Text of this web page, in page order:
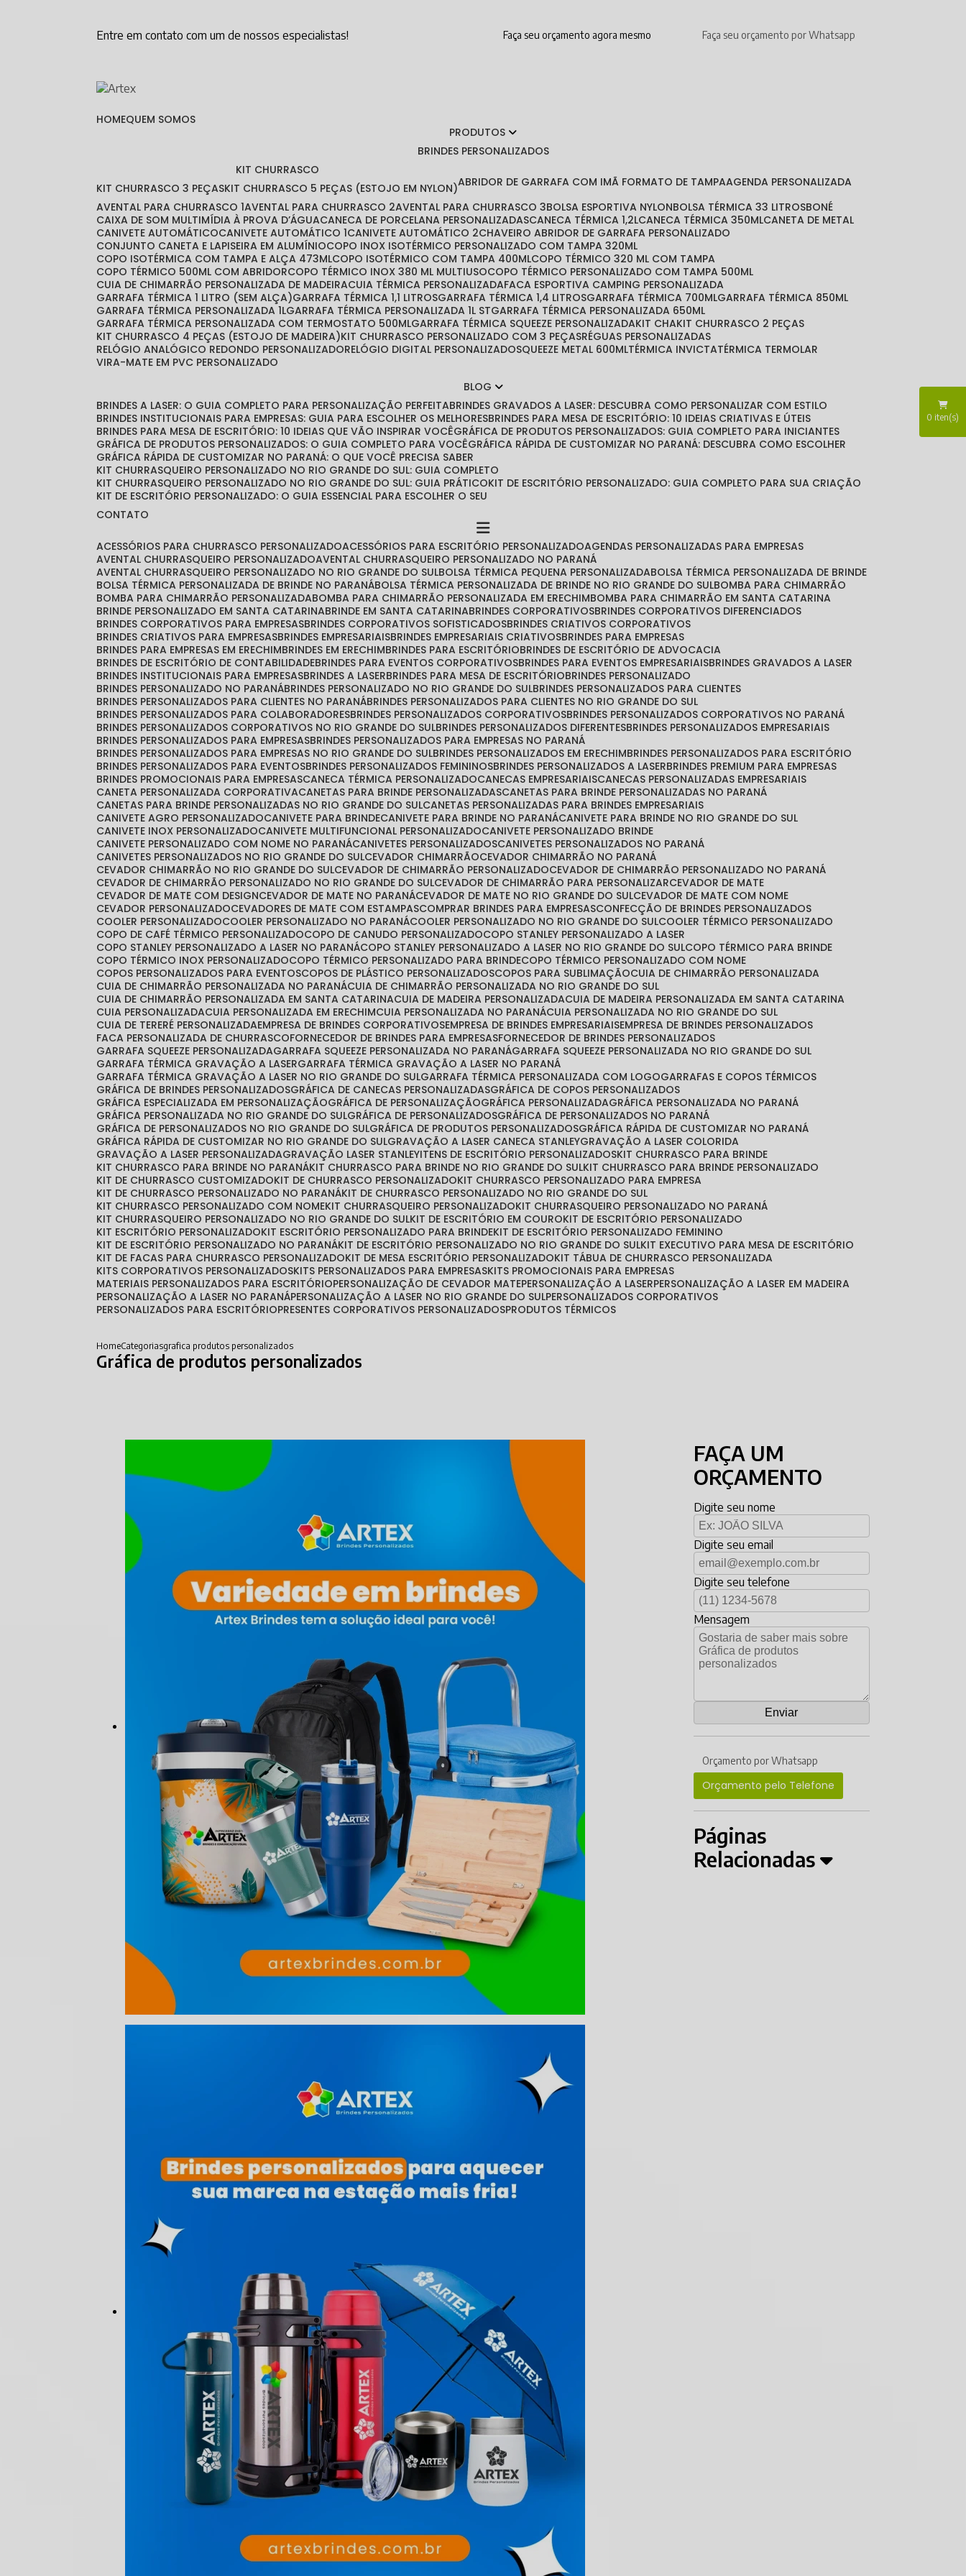
Entre em contato com um de nossos especialistas! Faça seu orçamento agora mesmo Faça seu orçamento por Whatsapp
HOME
QUEM SOMOS
PRODUTOS
BRINDES PERSONALIZADOS
KIT CHURRASCO
KIT CHURRASCO 3 PEÇAS KIT CHURRASCO 5 PEÇAS (ESTOJO EM NYLON) ABRIDOR DE GARRAFA COM IMÃ FORMATO DE TAMPA AGENDA PERSONALIZADA
AVENTAL PARA CHURRASCO 1 AVENTAL PARA CHURRASCO 2 AVENTAL PARA CHURRASCO 3 BOLSA ESPORTIVA NYLON BOLSA TÉRMICA 33 LITROS BONÉ
CAIXA DE SOM MULTIMÍDIA À PROVA D’ÁGUA
CANECA DE PORCELANA PERSONALIZADAS CANECA TÉRMICA 1,2L CANECA TÉRMICA 350ML CANETA DE METAL
CANIVETE AUTOMÁTICO
CANIVETE AUTOMÁTICO 1 CANIVETE AUTOMÁTICO 2
CHAVEIRO ABRIDOR DE GARRAFA PERSONALIZADO
CONJUNTO CANETA E LAPISEIRA EM ALUMÍNIO
COPO INOX ISOTÉRMICO PERSONALIZADO COM TAMPA 320ML
COPO ISOTÉRMICA COM TAMPA E ALÇA 473ML COPO ISOTÉRMICO COM TAMPA 400ML COPO TÉRMICO 320 ML COM TAMPA
COPO TÉRMICO 500ML COM ABRIDOR
COPO TÉRMICO INOX 380 ML MULTIUSO
COPO TÉRMICO PERSONALIZADO COM TAMPA 500ML
CUIA DE CHIMARRÃO PERSONALIZADA DE MADEIRA
CUIA TÉRMICA PERSONALIZADA FACA ESPORTIVA CAMPING PERSONALIZADA
GARRAFA TÉRMICA 1 LITRO (SEM ALÇA)
GARRAFA TÉRMICA 1,1 LITROS GARRAFA TÉRMICA 1,4 LITROS GARRAFA TÉRMICA 700ML
GARRAFA TÉRMICA 850ML
GARRAFA TÉRMICA PERSONALIZADA 1L
GARRAFA TÉRMICA PERSONALIZADA 1L ST
GARRAFA TÉRMICA PERSONALIZADA 650ML
GARRAFA TÉRMICA PERSONALIZADA COM TERMOSTATO 500ML
GARRAFA TÉRMICA SQUEEZE PERSONALIZADA KIT CHA KIT CHURRASCO 2 PEÇAS
KIT CHURRASCO 4 PEÇAS (ESTOJO DE MADEIRA) KIT CHURRASCO PERSONALIZADO COM 3 PEÇAS RÉGUAS PERSONALIZADAS
RELÓGIO ANALÓGICO REDONDO PERSONALIZADO RELÓGIO DIGITAL PERSONALIZADO SQUEEZE METAL 600ML TÉRMICA INVICTA TÉRMICA TERMOLAR
VIRA-MATE EM PVC PERSONALIZADO
BLOG
BRINDES A LASER: O GUIA COMPLETO PARA PERSONALIZAÇÃO PERFEITA BRINDES GRAVADOS A LASER: DESCUBRA COMO PERSONALIZAR COM ESTILO
BRINDES INSTITUCIONAIS PARA EMPRESAS: GUIA PARA ESCOLHER OS MELHORES BRINDES PARA MESA DE ESCRITÓRIO: 10 IDEIAS CRIATIVAS E ÚTEIS
BRINDES PARA MESA DE ESCRITÓRIO: 10 IDEIAS QUE VÃO INSPIRAR VOCÊ
GRÁFICA DE PRODUTOS PERSONALIZADOS: GUIA COMPLETO PARA INICIANTES
GRÁFICA DE PRODUTOS PERSONALIZADOS: O GUIA COMPLETO PARA VOCÊ
GRÁFICA RÁPIDA DE CUSTOMIZAR NO PARANÁ: DESCUBRA COMO ESCOLHER
GRÁFICA RÁPIDA DE CUSTOMIZAR NO PARANÁ: O QUE VOCÊ PRECISA SABER
KIT CHURRASQUEIRO PERSONALIZADO NO RIO GRANDE DO SUL: GUIA COMPLETO
KIT CHURRASQUEIRO PERSONALIZADO NO RIO GRANDE DO SUL: GUIA PRÁTICO KIT DE ESCRITÓRIO PERSONALIZADO: GUIA COMPLETO PARA SUA CRIAÇÃO
KIT DE ESCRITÓRIO PERSONALIZADO: O GUIA ESSENCIAL PARA ESCOLHER O SEU
CONTATO
ACESSÓRIOS PARA CHURRASCO PERSONALIZADO ACESSÓRIOS PARA ESCRITÓRIO PERSONALIZADO AGENDAS PERSONALIZADAS PARA EMPRESAS
AVENTAL CHURRASQUEIRO PERSONALIZADO AVENTAL CHURRASQUEIRO PERSONALIZADO NO PARANÁ
AVENTAL CHURRASQUEIRO PERSONALIZADO NO RIO GRANDE DO SUL BOLSA TÉRMICA PEQUENA PERSONALIZADA BOLSA TÉRMICA PERSONALIZADA DE BRINDE
BOLSA TÉRMICA PERSONALIZADA DE BRINDE NO PARANÁ BOLSA TÉRMICA PERSONALIZADA DE BRINDE NO RIO GRANDE DO SUL BOMBA PARA CHIMARRÃO
BOMBA PARA CHIMARRÃO PERSONALIZADA BOMBA PARA CHIMARRÃO PERSONALIZADA EM ERECHIM BOMBA PARA CHIMARRÃO EM SANTA CATARINA
BRINDE PERSONALIZADO EM SANTA CATARINA BRINDE EM SANTA CATARINA BRINDES CORPORATIVOS BRINDES CORPORATIVOS DIFERENCIADOS
BRINDES CORPORATIVOS PARA EMPRESAS BRINDES CORPORATIVOS SOFISTICADOS BRINDES CRIATIVOS CORPORATIVOS
BRINDES CRIATIVOS PARA EMPRESAS BRINDES EMPRESARIAIS BRINDES EMPRESARIAIS CRIATIVOS BRINDES PARA EMPRESAS
BRINDES PARA EMPRESAS EM ERECHIM BRINDES EM ERECHIM BRINDES PARA ESCRITÓRIO BRINDES DE ESCRITÓRIO DE ADVOCACIA
BRINDES DE ESCRITÓRIO DE CONTABILIDADE BRINDES PARA EVENTOS CORPORATIVOS BRINDES PARA EVENTOS EMPRESARIAIS BRINDES GRAVADOS A LASER
BRINDES INSTITUCIONAIS PARA EMPRESAS BRINDES A LASER BRINDES PARA MESA DE ESCRITÓRIO BRINDES PERSONALIZADO
BRINDES PERSONALIZADO NO PARANÁ BRINDES PERSONALIZADO NO RIO GRANDE DO SUL BRINDES PERSONALIZADOS PARA CLIENTES
BRINDES PERSONALIZADOS PARA CLIENTES NO PARANÁ BRINDES PERSONALIZADOS PARA CLIENTES NO RIO GRANDE DO SUL
BRINDES PERSONALIZADOS PARA COLABORADORES BRINDES PERSONALIZADOS CORPORATIVOS BRINDES PERSONALIZADOS CORPORATIVOS NO PARANÁ
BRINDES PERSONALIZADOS CORPORATIVOS NO RIO GRANDE DO SUL BRINDES PERSONALIZADOS DIFERENTES BRINDES PERSONALIZADOS EMPRESARIAIS
BRINDES PERSONALIZADOS PARA EMPRESAS BRINDES PERSONALIZADOS PARA EMPRESAS NO PARANÁ
BRINDES PERSONALIZADOS PARA EMPRESAS NO RIO GRANDE DO SUL BRINDES PERSONALIZADOS EM ERECHIM BRINDES PERSONALIZADOS PARA ESCRITÓRIO
BRINDES PERSONALIZADOS PARA EVENTOS BRINDES PERSONALIZADOS FEMININOS BRINDES PERSONALIZADOS A LASER BRINDES PREMIUM PARA EMPRESAS
BRINDES PROMOCIONAIS PARA EMPRESAS CANECA TÉRMICA PERSONALIZADO CANECAS EMPRESARIAIS CANECAS PERSONALIZADAS EMPRESARIAIS
CANETA PERSONALIZADA CORPORATIVA
CANETAS PARA BRINDE PERSONALIZADAS CANETAS PARA BRINDE PERSONALIZADAS NO PARANÁ
CANETAS PARA BRINDE PERSONALIZADAS NO RIO GRANDE DO SUL CANETAS PERSONALIZADAS PARA BRINDES EMPRESARIAIS
CANIVETE AGRO PERSONALIZADO
CANIVETE PARA BRINDE CANIVETE PARA BRINDE NO PARANÁ CANIVETE PARA BRINDE NO RIO GRANDE DO SUL
CANIVETE INOX PERSONALIZADO
CANIVETE MULTIFUNCIONAL PERSONALIZADO
CANIVETE PERSONALIZADO BRINDE
CANIVETE PERSONALIZADO COM NOME NO PARANÁ CANIVETES PERSONALIZADOS CANIVETES PERSONALIZADOS NO PARANÁ
CANIVETES PERSONALIZADOS NO RIO GRANDE DO SUL CEVADOR CHIMARRÃO
CEVADOR CHIMARRÃO NO PARANÁ
CEVADOR CHIMARRÃO NO RIO GRANDE DO SUL CEVADOR DE CHIMARRÃO PERSONALIZADO
CEVADOR DE CHIMARRÃO PERSONALIZADO NO PARANÁ
CEVADOR DE CHIMARRÃO PERSONALIZADO NO RIO GRANDE DO SUL CEVADOR DE CHIMARRÃO PARA PERSONALIZAR
CEVADOR DE MATE
CEVADOR DE MATE COM DESIGN
CEVADOR DE MATE NO PARANÁ CEVADOR DE MATE NO RIO GRANDE DO SUL CEVADOR DE MATE COM NOME
CEVADOR PERSONALIZADO
CEVADORES DE MATE COM ESTAMPAS COMPRAR BRINDES PARA EMPRESAS CONFECÇÃO DE BRINDES PERSONALIZADOS
COOLER PERSONALIZADO
COOLER PERSONALIZADO NO PARANÁ COOLER PERSONALIZADO NO RIO GRANDE DO SUL COOLER TÉRMICO PERSONALIZADO
COPO DE CAFÉ TÉRMICO PERSONALIZADO
COPO DE CANUDO PERSONALIZADO
COPO STANLEY PERSONALIZADO A LASER
COPO STANLEY PERSONALIZADO A LASER NO PARANÁ COPO STANLEY PERSONALIZADO A LASER NO RIO GRANDE DO SUL COPO TÉRMICO PARA BRINDE
COPO TÉRMICO INOX PERSONALIZADO
COPO TÉRMICO PERSONALIZADO PARA BRINDE COPO TÉRMICO PERSONALIZADO COM NOME
COPOS PERSONALIZADOS PARA EVENTOS COPOS DE PLÁSTICO PERSONALIZADOS COPOS PARA SUBLIMAÇÃO
CUIA DE CHIMARRÃO PERSONALIZADA
CUIA DE CHIMARRÃO PERSONALIZADA NO PARANÁ CUIA DE CHIMARRÃO PERSONALIZADA NO RIO GRANDE DO SUL
CUIA DE CHIMARRÃO PERSONALIZADA EM SANTA CATARINA
CUIA DE MADEIRA PERSONALIZADA
CUIA DE MADEIRA PERSONALIZADA EM SANTA CATARINA
CUIA PERSONALIZADA
CUIA PERSONALIZADA EM ERECHIM CUIA PERSONALIZADA NO PARANÁ CUIA PERSONALIZADA NO RIO GRANDE DO SUL
CUIA DE TERERÉ PERSONALIZADA EMPRESA DE BRINDES CORPORATIVOS EMPRESA DE BRINDES EMPRESARIAIS EMPRESA DE BRINDES PERSONALIZADOS
FACA PERSONALIZADA DE CHURRASCO FORNECEDOR DE BRINDES PARA EMPRESAS FORNECEDOR DE BRINDES PERSONALIZADOS
GARRAFA SQUEEZE PERSONALIZADA
GARRAFA SQUEEZE PERSONALIZADA NO PARANÁ
GARRAFA SQUEEZE PERSONALIZADA NO RIO GRANDE DO SUL
GARRAFA TÉRMICA GRAVAÇÃO A LASER
GARRAFA TÉRMICA GRAVAÇÃO A LASER NO PARANÁ
GARRAFA TÉRMICA GRAVAÇÃO A LASER NO RIO GRANDE DO SUL
GARRAFA TÉRMICA PERSONALIZADA COM LOGO
GARRAFAS E COPOS TÉRMICOS
GRÁFICA DE BRINDES PERSONALIZADOS
GRÁFICA DE CANECAS PERSONALIZADAS
GRÁFICA DE COPOS PERSONALIZADOS
GRÁFICA ESPECIALIZADA EM PERSONALIZAÇÃO
GRÁFICA DE PERSONALIZAÇÃO GRÁFICA PERSONALIZADA
GRÁFICA PERSONALIZADA NO PARANÁ
GRÁFICA PERSONALIZADA NO RIO GRANDE DO SUL
GRÁFICA DE PERSONALIZADOS
GRÁFICA DE PERSONALIZADOS NO PARANÁ
GRÁFICA DE PERSONALIZADOS NO RIO GRANDE DO SUL
GRÁFICA DE PRODUTOS PERSONALIZADOS
GRÁFICA RÁPIDA DE CUSTOMIZAR NO PARANÁ
GRÁFICA RÁPIDA DE CUSTOMIZAR NO RIO GRANDE DO SUL
GRAVAÇÃO A LASER CANECA STANLEY
GRAVAÇÃO A LASER COLORIDA
GRAVAÇÃO A LASER PERSONALIZADA
GRAVAÇÃO LASER STANLEY ITENS DE ESCRITÓRIO PERSONALIZADOS KIT CHURRASCO PARA BRINDE
KIT CHURRASCO PARA BRINDE NO PARANÁ KIT CHURRASCO PARA BRINDE NO RIO GRANDE DO SUL KIT CHURRASCO PARA BRINDE PERSONALIZADO
KIT DE CHURRASCO CUSTOMIZADO KIT DE CHURRASCO PERSONALIZADO KIT CHURRASCO PERSONALIZADO PARA EMPRESA
KIT DE CHURRASCO PERSONALIZADO NO PARANÁ KIT DE CHURRASCO PERSONALIZADO NO RIO GRANDE DO SUL
KIT CHURRASCO PERSONALIZADO COM NOME KIT CHURRASQUEIRO PERSONALIZADO KIT CHURRASQUEIRO PERSONALIZADO NO PARANÁ
KIT CHURRASQUEIRO PERSONALIZADO NO RIO GRANDE DO SUL KIT DE ESCRITÓRIO EM COURO KIT DE ESCRITÓRIO PERSONALIZADO
KIT ESCRITÓRIO PERSONALIZADO KIT ESCRITÓRIO PERSONALIZADO PARA BRINDE KIT DE ESCRITÓRIO PERSONALIZADO FEMININO
KIT DE ESCRITÓRIO PERSONALIZADO NO PARANÁ KIT DE ESCRITÓRIO PERSONALIZADO NO RIO GRANDE DO SUL KIT EXECUTIVO PARA MESA DE ESCRITÓRIO
KIT DE FACAS PARA CHURRASCO PERSONALIZADO KIT DE MESA ESCRITÓRIO PERSONALIZADO KIT TÁBUA DE CHURRASCO PERSONALIZADA
KITS CORPORATIVOS PERSONALIZADOS KITS PERSONALIZADOS PARA EMPRESAS KITS PROMOCIONAIS PARA EMPRESAS
MATERIAIS PERSONALIZADOS PARA ESCRITÓRIO PERSONALIZAÇÃO DE CEVADOR MATE PERSONALIZAÇÃO A LASER PERSONALIZAÇÃO A LASER EM MADEIRA
PERSONALIZAÇÃO A LASER NO PARANÁ PERSONALIZAÇÃO A LASER NO RIO GRANDE DO SUL PERSONALIZADOS CORPORATIVOS
PERSONALIZADOS PARA ESCRITÓRIO PRESENTES CORPORATIVOS PERSONALIZADOS PRODUTOS TÉRMICOS
0 iten(s)
HomeCategoriasgrafica produtos personalizados
Gráfica de produtos personalizados
FAÇA UM
ORÇAMENTO
Digite seu nome
Digite seu email
Digite seu telefone
Mensagem
Orçamento por Whatsapp
Orçamento pelo Telefone
Páginas
Relacionadas